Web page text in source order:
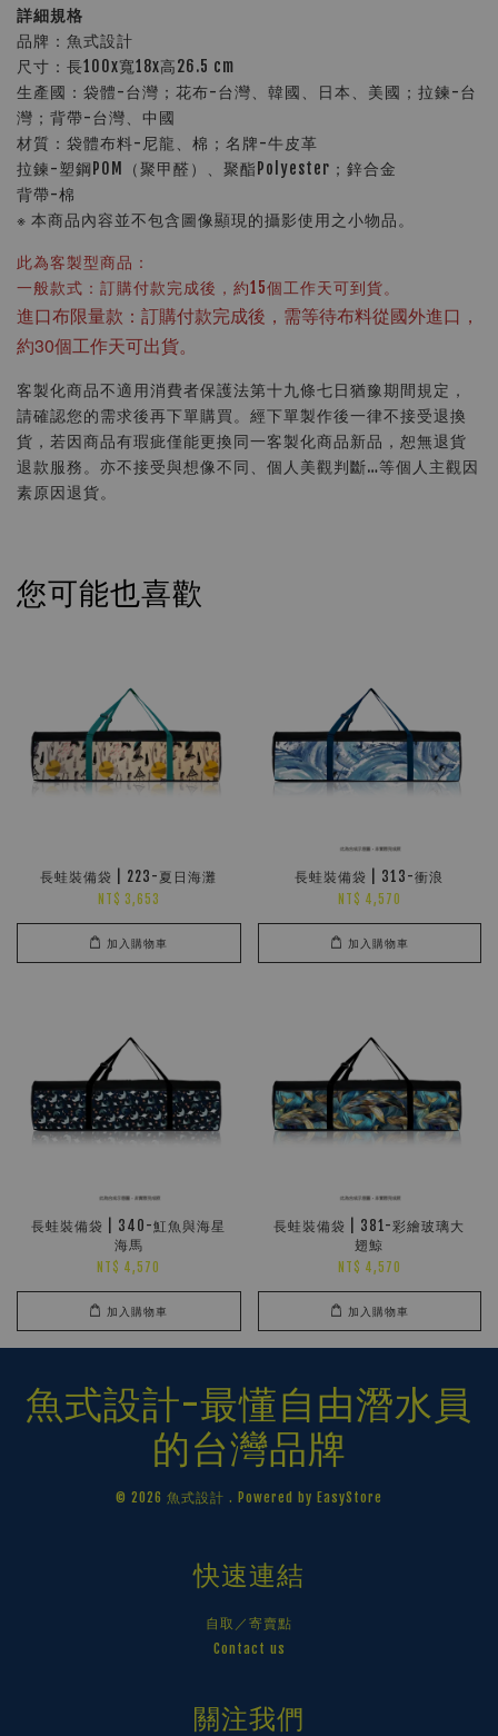
詳細規格
品牌：魚式設計
尺寸：長100x寬18x高26.5 cm
生產國：袋體-台灣；花布-台灣、韓國、日本、美國；拉鍊-台
灣；背帶-台灣、中國
材質：袋體布料-尼龍、棉；名牌-牛皮革
拉鍊-塑鋼POM（聚甲醛）、聚酯Polyester；鋅合金
背帶-棉
※ 本商品內容並不包含圖像顯現的攝影使用之小物品。
此為客製型商品：
一般款式：訂購付款完成後，約15個工作天可到貨。
進口布限量款：訂購付款完成後，需等待布料從國外進口，
約30個工作天可出貨。
客製化商品不適用消費者保護法第十九條七日猶豫期間規定，
請確認您的需求後再下單購買。經下單製作後一律不接受退換
貨，若因商品有瑕疵僅能更換同一客製化商品新品，恕無退貨
退款服務。亦不接受與想像不同、個人美觀判斷…等個人主觀因
素原因退貨。
您可能也喜歡
長蛙裝備袋 | 223-夏日海灘
NT$ 3,653
加入購物車
長蛙裝備袋 | 313-衝浪
NT$ 4,570
加入購物車
長蛙裝備袋 | 340-魟魚與海星
海馬
NT$ 4,570
加入購物車
長蛙裝備袋 | 381-彩繪玻璃大
翅鯨
NT$ 4,570
加入購物車
魚式設計-最懂自由潛水員
的台灣品牌
© 2026 魚式設計 . Powered by EasyStore
快速連結
自取／寄賣點
Contact us
關注我們